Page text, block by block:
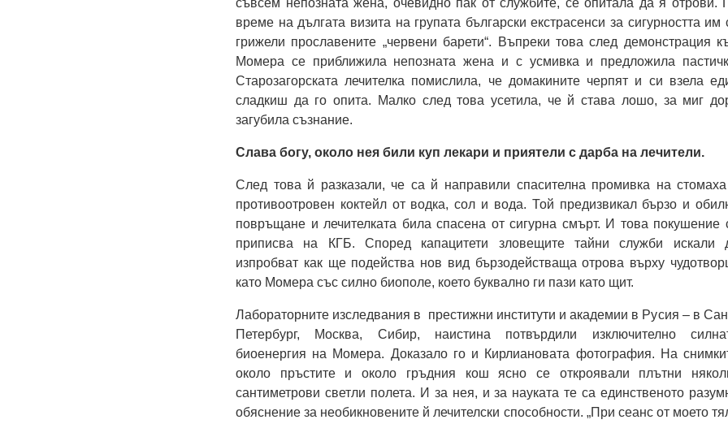
съвсем непозната жена, очевидно пак от службите, се опитала да я отрови.
време на дългата визита на групата български екстрасенси за сигурността им
грижели прославените „червени барети“. Въпреки това след демонстрация
Момера се приближила непозната жена и с усмивка и предложила
Старозагорската лечителка помислила, че домакините черпят и си взела
сладкиш да го опита. Малко след това усетила, че й става лошо, за миг
загубила съзнание.
Слава богу, около нея били куп лекари и приятели с дарба на лечители.
След това й разказали, че са й направили спасителна промивка на
противоотровен коктейл от водка, сол и вода. Той предизвикал бързо и
повръщане и лечителката била спасена от сигурна смърт. И това покушение
приписва на КГБ. Според капацитети зловещите тайни служби искали
изпробват как ще подейства нов вид бързодействаща отрова върху
като Момера със силно биополе, което буквално ги пази като щит.
Лабораторните изследвания в престижни институти и академии в Русия – в
Петербург, Москва, Сибир, наистина потвърдили изключително
биоенергия на Момера. Доказало го и Кирлиановата фотография. На
около пръстите и около гръдния кош ясно се откроявали плътни
сантиметрови светли полета. И за нея, и за науката те са единственото
обяснение за необикновените й лечителски способности. „При сеанс от моето